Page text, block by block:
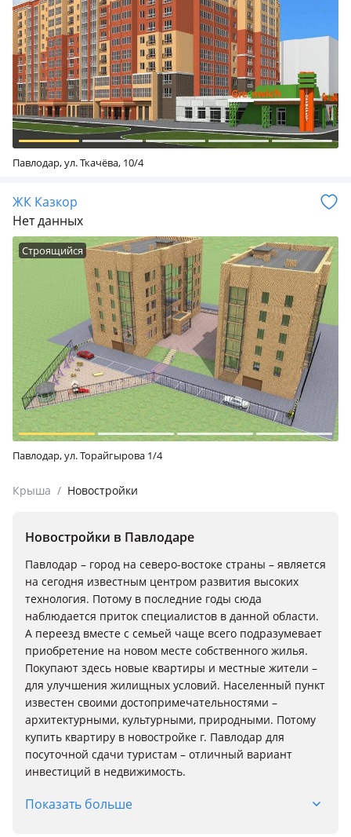
Павлодар, ул. Ткачёва, 10/4
ЖК Казкор
Нет данных
Строящийся
Павлодар, ул. Торайгырова 1/4
Крыша / Новостройки
Новостройки в Павлодаре
Павлодар – город на северо-востоке страны – является
на сегодня известным центром развития высоких
технология. Потому в последние годы сюда
наблюдается приток специалистов в данной области.
А переезд вместе с семьей чаще всего подразумевает
приобретение на новом месте собственного жилья.
Покупают здесь новые квартиры и местные жители –
для улучшения жилищных условий. Населенный пункт
известен своими достопримечательностями –
архитектурными, культурными, природными. Потому
купить квартиру в новостройке г. Павлодар для
посуточной сдачи туристам – отличный вариант
инвестиций в недвижимость.
Показать больше